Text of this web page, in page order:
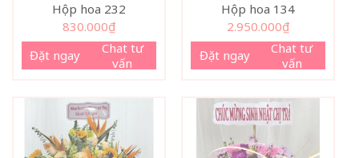
Hộp hoa 232
830.000₫
Đặt ngay
Chat tư
vấn
Hộp hoa 134
2.950.000₫
Đặt ngay
Chat tư
vấn